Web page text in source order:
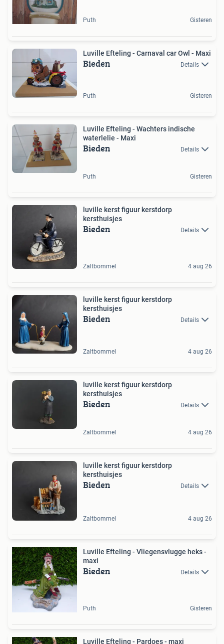
Puth Gisteren
Luville Efteling - Carnaval car Owl - Maxi
Bieden Details
Puth Gisteren
Luville Efteling - Wachters indische
waterlelie - Maxi
Bieden Details
Puth Gisteren
luville kerst figuur kerstdorp
kersthuisjes
Bieden Details
Zaltbommel 4 aug 26
luville kerst figuur kerstdorp
kersthuisjes
Bieden Details
Zaltbommel 4 aug 26
luville kerst figuur kerstdorp
kersthuisjes
Bieden Details
Zaltbommel 4 aug 26
luville kerst figuur kerstdorp
kersthuisjes
Bieden Details
Zaltbommel 4 aug 26
Luville Efteling - Vliegensvlugge heks -
maxi
Bieden Details
Puth Gisteren
Luville Efteling - Pardoes - maxi